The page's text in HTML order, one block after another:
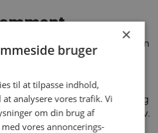
og undgå at spilde tid, kan
first shot. Når en kunde
udfordring, modtager vi en
et first shot. Det giver en klar
rette bureau til opgaven, og
passer til kundens behov.
×
bruger
til at tilpasse indhold,
analysere vores trafik. Vi
om din brug af
vores annoncerings-